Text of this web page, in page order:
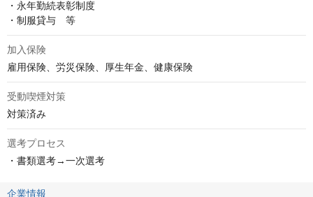
・永年勤続表彰制度
・制服貸与　等
加入保険
雇用保険、労災保険、厚生年金、健康保険
受動喫煙対策
対策済み
選考プロセス
・書類選考→一次選考
企業情報